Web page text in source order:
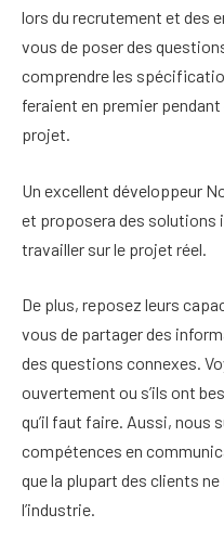
lors du recrutement et des
vous de poser des
comprendre les
feraient en premier
projet.
Un excellent développeur
et proposera des solutions
travailler sur le projet réel.
De plus, reposez leurs
vous de partager des
des questions connexes.
ouvertement ou s’ils ont
qu’il faut faire. Aussi, nous
compétences en
que la plupart des clients
l’industrie.